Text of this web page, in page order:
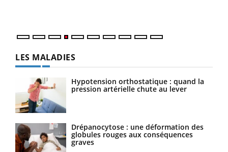
LES MALADIES
Hypotension orthostatique : quand la
pression artérielle chute au lever
Drépanocytose : une déformation des
globules rouges aux conséquences
graves